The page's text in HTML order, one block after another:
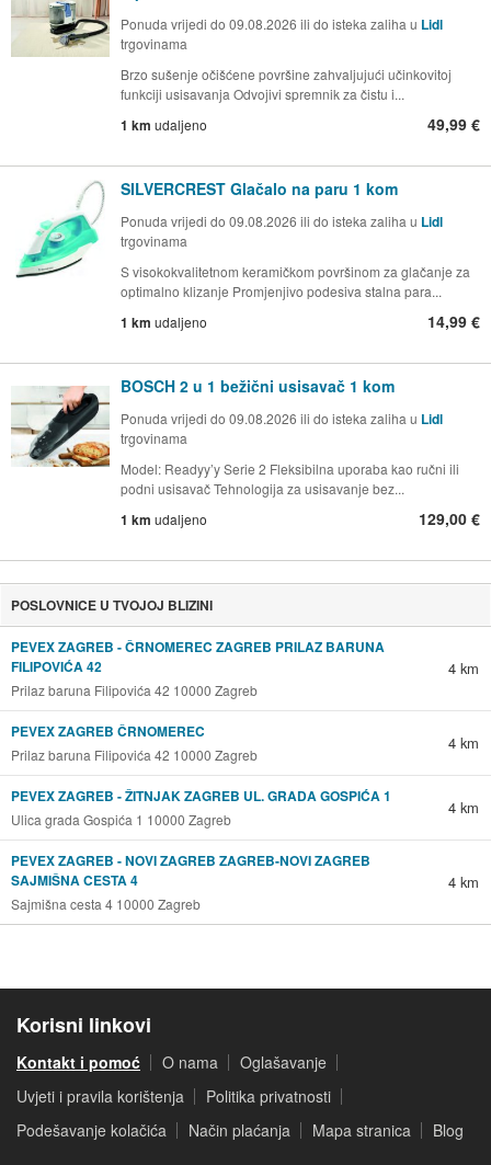
Ponuda vrijedi do 09.08.2026 ili do isteka zaliha u Lidl
trgovinama
Brzo sušenje očišćene površine zahvaljujući učinkovitoj
funkciji usisavanja Odvojivi spremnik za čistu i...
1 km udaljeno 49,99 €
SILVERCREST Glačalo na paru 1 kom
Ponuda vrijedi do 09.08.2026 ili do isteka zaliha u Lidl
trgovinama
S visokokvalitetnom keramičkom površinom za glačanje za
optimalno klizanje Promjenjivo podesiva stalna para...
1 km udaljeno 14,99 €
BOSCH 2 u 1 bežični usisavač 1 kom
Ponuda vrijedi do 09.08.2026 ili do isteka zaliha u Lidl
trgovinama
Model: Readyy’y Serie 2 Fleksibilna uporaba kao ručni ili
podni usisavač Tehnologija za usisavanje bez...
1 km udaljeno 129,00 €
POSLOVNICE U TVOJOJ BLIZINI
PEVEX ZAGREB - ČRNOMEREC ZAGREB PRILAZ BARUNA
FILIPOVIĆA 42
Prilaz baruna Filipovića 42 10000 Zagreb
4 km
PEVEX ZAGREB ČRNOMEREC
Prilaz baruna Filipovića 42 10000 Zagreb
4 km
PEVEX ZAGREB - ŽITNJAK ZAGREB UL. GRADA GOSPIĆA 1
Ulica grada Gospića 1 10000 Zagreb
4 km
PEVEX ZAGREB - NOVI ZAGREB ZAGREB-NOVI ZAGREB
SAJMIŠNA CESTA 4
Sajmišna cesta 4 10000 Zagreb
4 km
Korisni linkovi
Kontakt i pomoć O nama
Oglašavanje
Uvjeti i pravila korištenja
Politika privatnosti
Podešavanje kolačića
Način plaćanja Mapa stranica Blog